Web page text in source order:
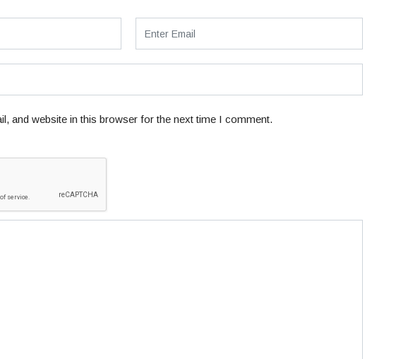
and website in this browser for the next time I comment.